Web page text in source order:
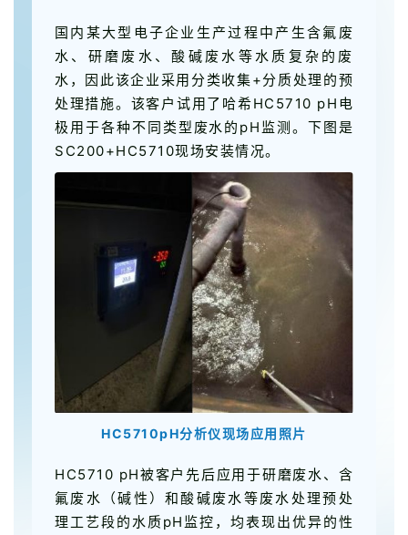
国内某大型电子企业生产过程中产生含氟废
水、研磨废水、酸碱废水等水质复杂的废
水，因此该企业采用分类收集+分质处理的预
处理措施。该客户试用了哈希HC5710 pH电
极用于各种不同类型废水的pH监测。下图是
SC200+HC5710现场安装情况。
HC5710pH分析仪现场应用照片
HC5710 pH被客户先后应用于研磨废水、含
氟废水（碱性）和酸碱废水等废水处理预处
理工艺段的水质pH监控，均表现出优异的性